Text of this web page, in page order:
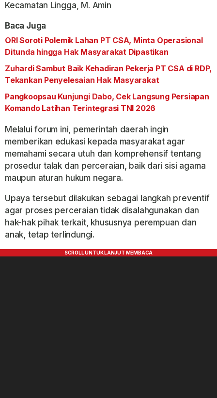
Kecamatan Lingga, M. Amin
Baca Juga
ORI Soroti Polemik Lahan PT CSA, Minta Operasional
Ditunda hingga Hak Masyarakat Dipastikan
Zuhardi Sambut Baik Kehadiran Pekerja PT CSA di RDP,
Tekankan Penyelesaian Hak Masyarakat
Pangkoopsau Kunjungi Dabo, Cek Langsung Persiapan
Komando Latihan Terintegrasi TNI 2026
Melalui forum ini, pemerintah daerah ingin
memberikan edukasi kepada masyarakat agar
memahami secara utuh dan komprehensif tentang
prosedur talak dan perceraian, baik dari sisi agama
maupun aturan hukum negara.
Upaya tersebut dilakukan sebagai langkah preventif
agar proses perceraian tidak disalahgunakan dan
hak-hak pihak terkait, khususnya perempuan dan
anak, tetap terlindungi.